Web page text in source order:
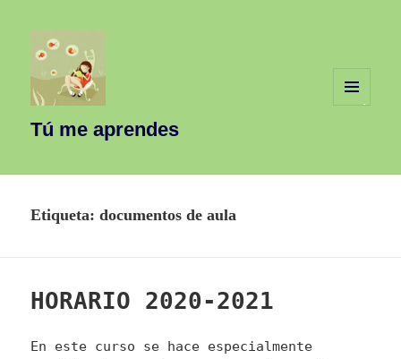
Tú me aprendes
Etiqueta:documentos de aula
HORARIO 2020-2021
En este curso se hace especialmente